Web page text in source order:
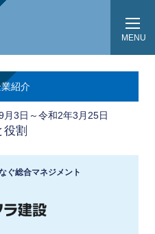
MENU
紹介
3日～令和2年3月25日
割
ぐ総合マネジメント